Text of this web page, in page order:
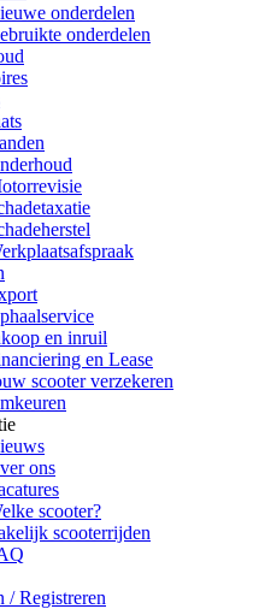
onderdelen
onderdelen
en inruil
en Lease
scooter verzekeren
ons
scooter?
scooterrijden
/ Registreren